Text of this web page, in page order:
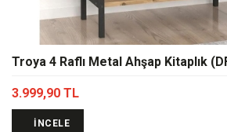
Troya 4 Raflı Metal Ahşap Kitaplık
3.999,90 TL
İNCELE